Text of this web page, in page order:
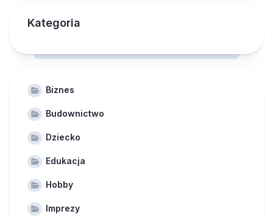
Kategoria
Biznes
Budownictwo
Dziecko
Edukacja
Hobby
Imprezy